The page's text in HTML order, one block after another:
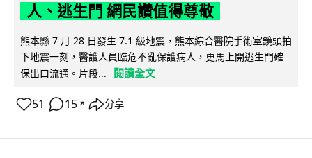
人、逃生門 網民讚值得尊敬
熊本縣 7 月 28 日發生 7.1 級地震，熊本綜合醫院手術室鏡頭拍
下地震一刻，醫護人員臨危不亂保護病人，更馬上開逃生門確
保出口流通。片段...
閱讀全文
51 15 ↗ 分享